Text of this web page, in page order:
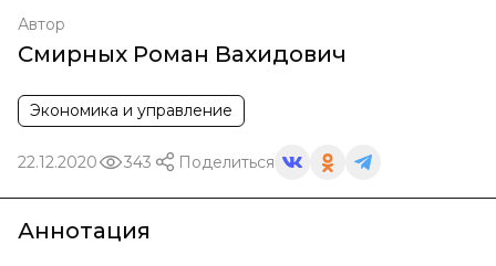
Автор
Смирных Роман Вахидович
Экономика и управление
22.12.2020 343 Поделиться
Аннотация